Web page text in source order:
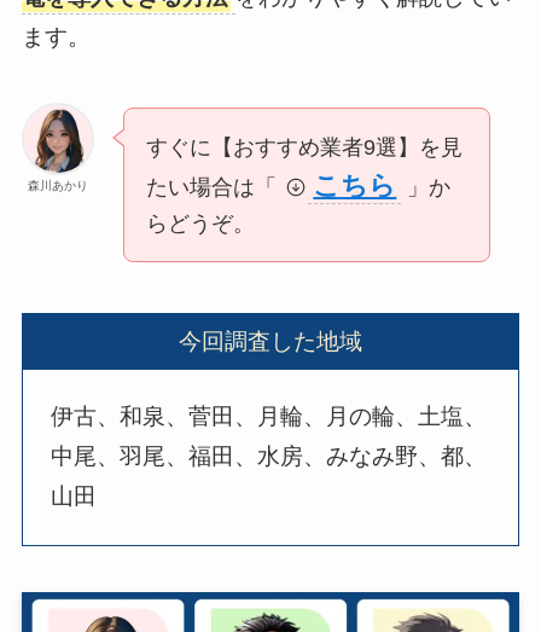
ます。
森川あかり
すぐに【おすすめ業者9選】を見
たい場合は「
こちら
」か
らどうぞ。
今回調査した地域
伊古、和泉、菅田、月輪、月の輪、土塩、
中尾、羽尾、福田、水房、みなみ野、都、
山田